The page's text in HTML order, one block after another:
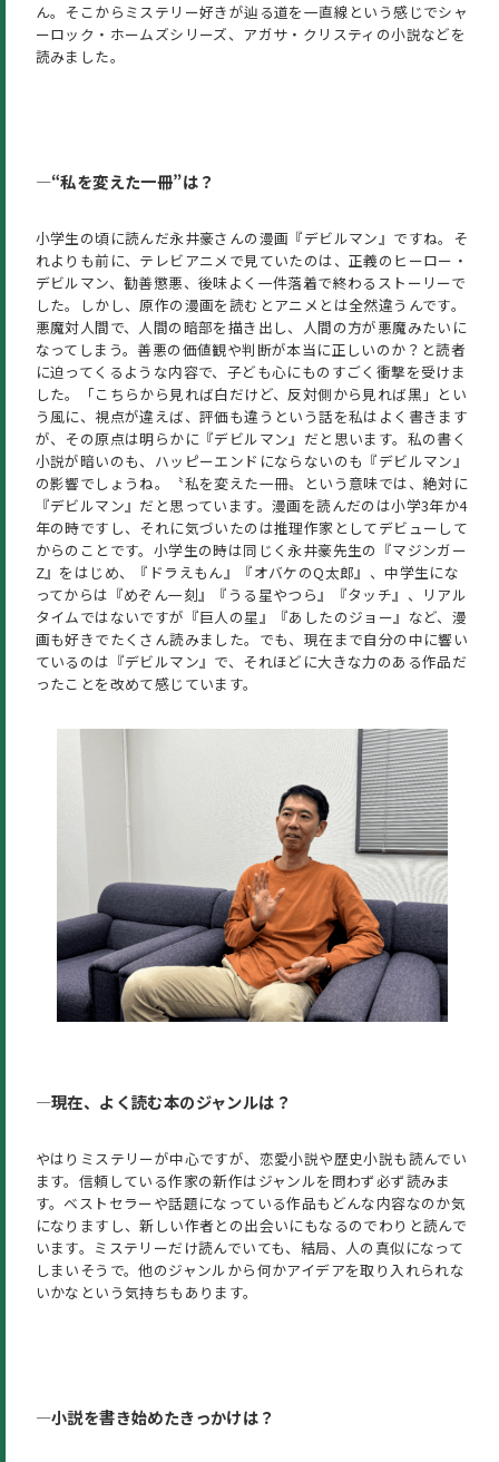
ん。そこからミステリー好きが辿る道を一直線という感じでシャ
ーロック・ホームズシリーズ、アガサ・クリスティの小説などを
読みました。
―“私を変えた一冊”は？
小学生の頃に読んだ永井豪さんの漫画『デビルマン』ですね。そ
れよりも前に、テレビアニメで見ていたのは、正義のヒーロー・
デビルマン、勧善懲悪、後味よく一件落着で終わるストーリーで
した。しかし、原作の漫画を読むとアニメとは全然違うんです。
悪魔対人間で、人間の暗部を描き出し、人間の方が悪魔みたいに
なってしまう。善悪の価値観や判断が本当に正しいのか？と読者
に迫ってくるような内容で、子ども心にものすごく衝撃を受けま
した。「こちらから見れば白だけど、反対側から見れば黒」とい
う風に、視点が違えば、評価も違うという話を私はよく書きます
が、その原点は明らかに『デビルマン』だと思います。私の書く
小説が暗いのも、ハッピーエンドにならないのも『デビルマン』
の影響でしょうね。〝私を変えた一冊〟という意味では、絶対に
『デビルマン』だと思っています。漫画を読んだのは小学3年か4
年の時ですし、それに気づいたのは推理作家としてデビューして
からのことです。小学生の時は同じく永井豪先生の『マジンガー
Z』をはじめ、『ドラえもん』『オバケのQ太郎』、中学生にな
ってからは『めぞん一刻』『うる星やつら』『タッチ』、リアル
タイムではないですが『巨人の星』『あしたのジョー』など、漫
画も好きでたくさん読みました。でも、現在まで自分の中に響い
ているのは『デビルマン』で、それほどに大きな力のある作品だ
ったことを改めて感じています。
―現在、よく読む本のジャンルは？
やはりミステリーが中心ですが、恋愛小説や歴史小説も読んでい
ます。信頼している作家の新作はジャンルを問わず必ず読みま
す。ベストセラーや話題になっている作品もどんな内容なのか気
になりますし、新しい作者との出会いにもなるのでわりと読んで
います。ミステリーだけ読んでいても、結局、人の真似になって
しまいそうで。他のジャンルから何かアイデアを取り入れられな
いかなという気持ちもあります。
―小説を書き始めたきっかけは？